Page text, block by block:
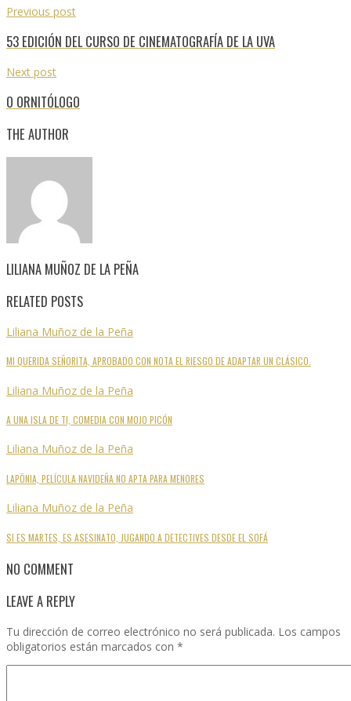
Previous post
53 EDICIÓN DEL CURSO DE CINEMATOGRAFÍA DE LA UVA
Next post
O ORNITÓLOGO
THE AUTHOR
LILIANA MUÑOZ DE LA PEÑA
RELATED POSTS
Liliana Muñoz de la Peña
MI QUERIDA SEÑORITA, APROBADO CON NOTA EL RIESGO DE ADAPTAR UN CLÁSICO.
Liliana Muñoz de la Peña
A UNA ISLA DE TI, COMEDIA CON MOJO PICÓN
Liliana Muñoz de la Peña
LAPÖNIA, PELÍCULA NAVIDEÑA NO APTA PARA MENORES
Liliana Muñoz de la Peña
SI ES MARTES, ES ASESINATO, JUGANDO A DETECTIVES DESDE EL SOFÁ
NO COMMENT
LEAVE A REPLY
Tu dirección de correo electrónico no será publicada. Los campos
obligatorios están marcados con *